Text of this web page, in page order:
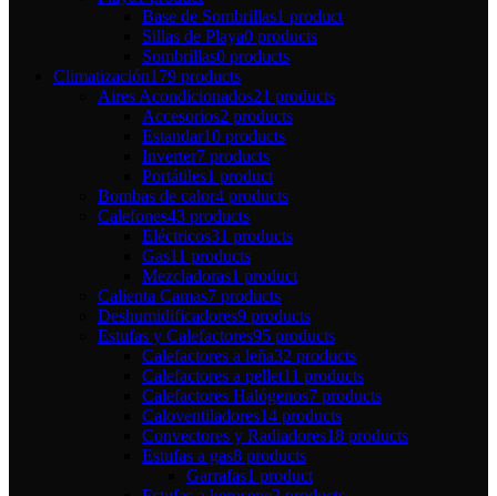
Base de Sombrillas1 product
Sillas de Playa0 products
Sombrillas0 products
Climatización179 products
Aires Acondicionados21 products
Accesorios2 products
Estandar10 products
Inverter7 products
Portátiles1 product
Bombas de calor4 products
Calefones43 products
Eléctricos31 products
Gas11 products
Mezcladoras1 product
Calienta Camas7 products
Deshumidificadores9 products
Estufas y Calefactores95 products
Calefactores a leña32 products
Calefactores a pellet11 products
Calefactores Halógenos7 products
Caloventiladores14 products
Convectores y Radiadores18 products
Estufas a gas8 products
Garrafas1 product